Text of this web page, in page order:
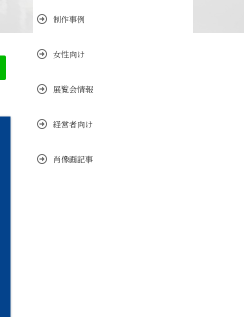
制作事例
女性向け
展覧会情報
経営者向け
肖像画記事